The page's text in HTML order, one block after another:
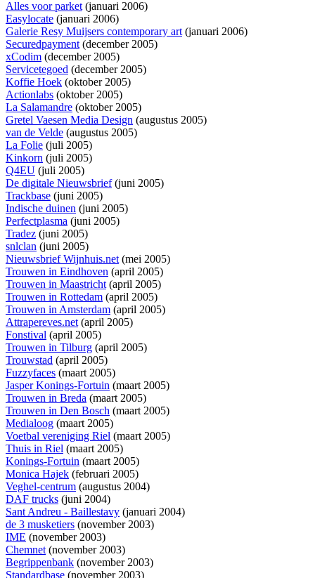
Alles voor parket(januari 2006)
Easylocate (januari 2006)
Galerie Resy Muijsers contemporary art(januari 2006)
Securedpayment(december 2005)
xCodim (december 2005)
Servicetegoed (december 2005)
Koffie Hoek (oktober 2005)
Actionlabs (oktober 2005)
La Salamandre (oktober 2005)
Gretel Vaesen Media Design (augustus 2005)
van de Velde (augustus 2005)
La Folie (juli 2005)
Kinkorn (juli 2005)
Q4EU (juli 2005)
De digitale Nieuwsbrief(juni 2005)
Trackbase (juni 2005)
Indische duinen (juni 2005)
Perfectplasma (juni 2005)
Tradez (juni 2005)
snlclan (juni 2005)
Nieuwsbrief Wijnhuis.net(mei 2005)
Trouwen in Eindhoven (april 2005)
Trouwen in Maastricht(april 2005)
Trouwen in Rottedam (april 2005)
Trouwen in Amsterdam (april 2005)
Attrapereves.net(april 2005)
Fonstival (april 2005)
Trouwen in Tilburg (april 2005)
Trouwstad (april 2005)
Fuzzyfaces (maart 2005)
Jasper Konings-Fortuin (maart 2005)
Trouwen in Breda (maart 2005)
Trouwen in Den Bosch (maart 2005)
Medialoog (maart 2005)
Voetbal vereniging Riel (maart 2005)
Thuis in Riel (maart 2005)
Konings-Fortuin (maart 2005)
Monica Hajek (februari 2005)
Veghel-centrum (augustus 2004)
DAF trucks (juni 2004)
Sant Andreu - Baillestavy (januari 2004)
de 3 musketiers (november 2003)
IME (november 2003)
Chemnet(november 2003)
Begrippenbank (november 2003)
Standardbase (november 2003)